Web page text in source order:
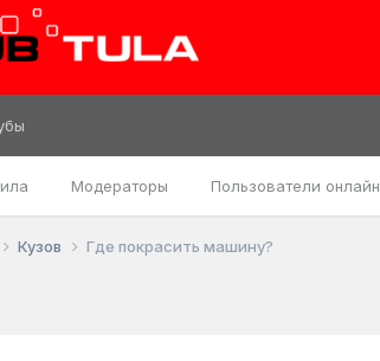
Модераторы Пользователи онлайн
Кузов Где покрасить машину?